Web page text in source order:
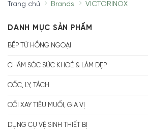
Trang chủ Brands VICTORINOX
DANH MỤC SẢN PHẨM
BẾP TỪ HỒNG NGOẠI
CHĂM SÓC SỨC KHOẺ & LÀM ĐẸP
CỐC, LY, TÁCH
CỐI XAY TIÊU MUỐI, GIA VỊ
DỤNG CỤ VỆ SINH THIẾT BỊ